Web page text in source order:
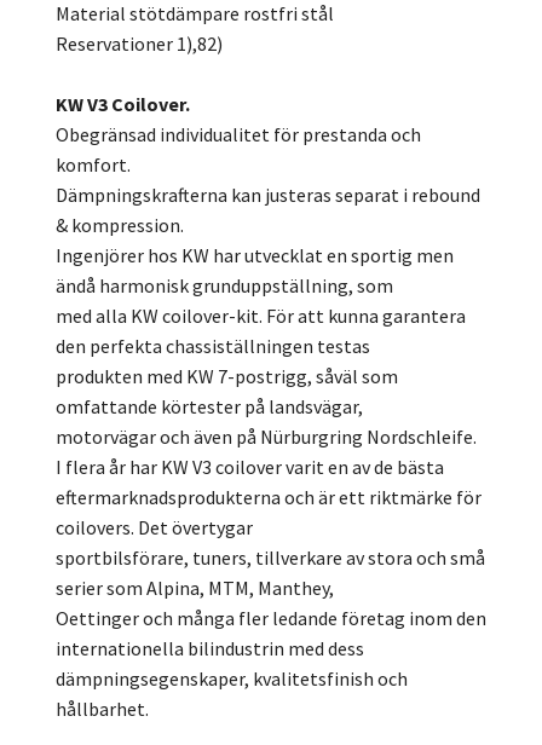
Material stötdämpare rostfri stål
Reservationer 1),82)
KW V3 Coilover.
Obegränsad individualitet för prestanda och
komfort.
Dämpningskrafterna kan justeras separat i rebound
& kompression.
Ingenjörer hos KW har utvecklat en sportig men
ändå harmonisk grunduppställning, som
med alla KW coilover-kit. För att kunna garantera
den perfekta chassiställningen testas
produkten med KW 7-postrigg, såväl som
omfattande körtester på landsvägar,
motorvägar och även på Nürburgring Nordschleife.
I flera år har KW V3 coilover varit en av de bästa
eftermarknadsprodukterna och är ett riktmärke för
coilovers. Det övertygar
sportbilsförare, tuners, tillverkare av stora och små
serier som Alpina, MTM, Manthey,
Oettinger och många fler ledande företag inom den
internationella bilindustrin med dess
dämpningsegenskaper, kvalitetsfinish och
hållbarhet.